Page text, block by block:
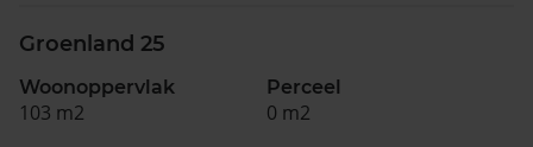
Groenland 25
Woonoppervlak
103 m2
Perceel
0 m2